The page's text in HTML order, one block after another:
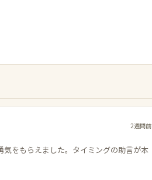
2週間前
をもらえました。タイミングの助言が本